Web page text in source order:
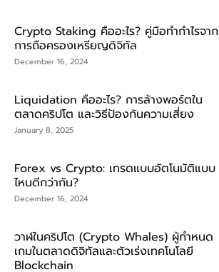
Crypto Staking คืออะไร? คู่มือทำกำไรจาก
การถือครองเหรียญดิจิทัล
December 16, 2024
Liquidation คืออะไร? การล้างพอร์ตใน
ตลาดคริปโต และวิธีป้องกันความเสี่ยง
January 8, 2025
Forex vs Crypto: เทรดแบบอัตโนมัติแบบ
ไหนดีกว่ากัน?
December 16, 2024
วาฬในคริปโต (Crypto Whales) ผู้กำหนด
เกมในตลาดดิจิทัลและตัวเร่งเทคโนโลยี
Blockchain